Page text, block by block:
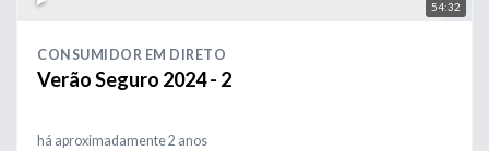
54:32
CONSUMIDOR EM DIRETO
Verão Seguro 2024 - 2
há aproximadamente 2 anos